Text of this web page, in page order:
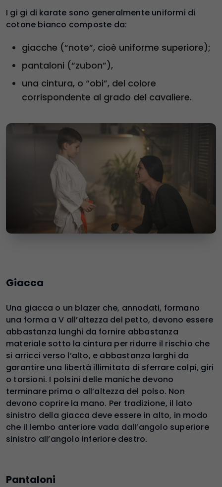
I gi gi di karate sono generalmente uniformi di
cotone bianco composte da:
giacche (“note”, cioè uniforme superiore);
pantaloni (“zubon”),
una cintura, o “obi”, del colore
corrispondente al grado del cavaliere.
Giacca
Una giacca o un blazer che, annodati, formano
una forma a V all’altezza del petto, devono essere
abbastanza lunghi da fornire abbastanza
materiale sotto la cintura per ridurre il rischio che
si arricci verso l’alto, e abbastanza larghi da
garantire una libertà illimitata di sferrare colpi, giri
o torsioni. I polsini delle maniche devono
terminare prima o all’altezza del polso. Non
devono coprire la mano. Per tradizione, il lato
sinistro della giacca deve essere in alto, in modo
che il lembo anteriore vada dall’angolo superiore
sinistro all’angolo inferiore destro.
Pantaloni